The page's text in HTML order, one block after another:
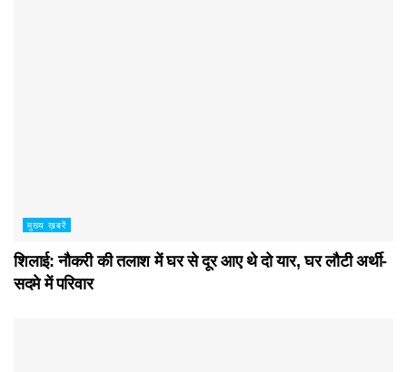
मुख्य ख़बरें
शिलाई: नौकरी की तलाश में घर से दूर आए थे दो यार, घर लौटी अर्थी-
सदमे में परिवार